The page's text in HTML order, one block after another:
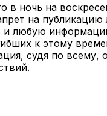
в ночь на
на
и любую
к этому
судя по всему,